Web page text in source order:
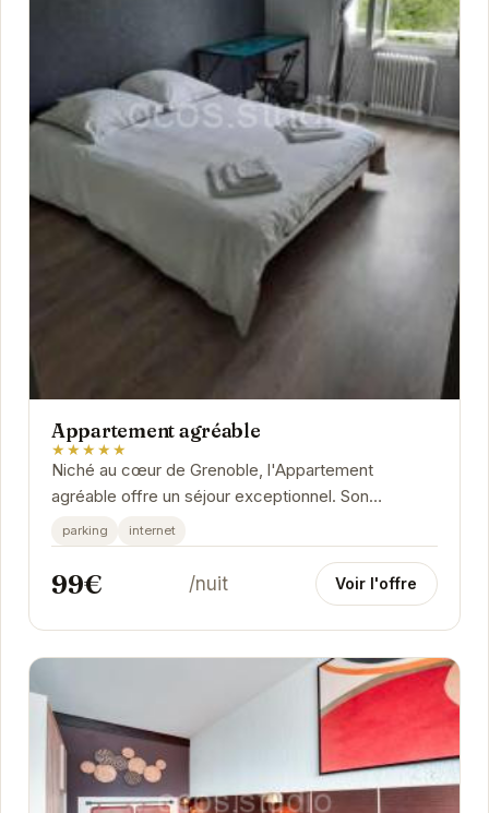
Appartement agréable
★★★★★
Niché au cœur de Grenoble, l'Appartement
agréable offre un séjour exceptionnel. Son
emplacement privilégié permet d'accéder
facilement aux...
parking internet
99€ /nuit Voir l'offre